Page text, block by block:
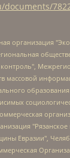
Центр Юрия Левады", Автономная некоммерческая организация социальной поддержки населения "Проект Апрель", Региональная общественная организация помощи женщинам и детям, находящимся в кризисной ситуации "Информационно-методический центр "Анна", Фонд содействия развитию массовых коммуникаций и правовому просвещению "Так-так-Так", Фонд содействия устойчивому развитию "Серебряная тайга", Свердловский региональный общественный фонд социальных проектов "Новое время", "Idel.Реалии", Кавказ.Реалии, Крым.Реалии, Телеканал Настоящее Время, Татаро-башкирская служба Радио Свобода (Azatliq Radiosi), Радио Свободная Европа/Радио Свобода (PCE/PC), "Сибирь.Реалии", "Фактограф", Благотворительный фонд помощи осужденным и их семьям, Автономная некоммерческая организация "Институт